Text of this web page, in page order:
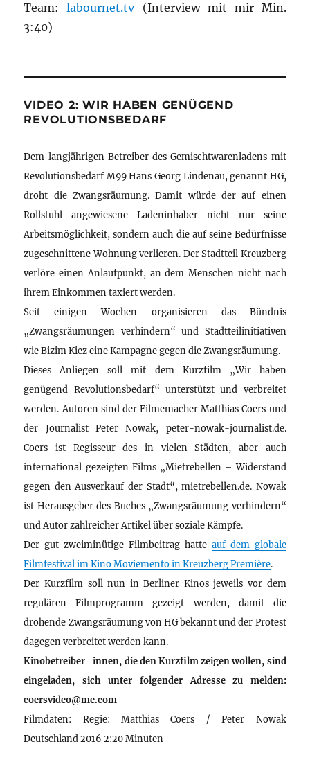
Team:labournet.tv(Interview mit mir Min.
3:40)
VIDEO 2: WIR HABEN GENÜGEND
REVOLUTIONSBEDARF
Dem langjährigen Betreiber des Gemischtwarenladens mit
Revolutionsbedarf M99 Hans Georg Lindenau, genannt HG,
droht die Zwangsräumung. Damit würde der auf einen
Rollstuhl angewiesene Ladeninhaber nicht nur seine
Arbeitsmöglichkeit, sondern auch die auf seine Bedürfnisse
zugeschnittene Wohnung verlieren. Der Stadtteil Kreuzberg
verlöre einen Anlaufpunkt, an dem Menschen nicht nach
ihrem Einkommen taxiert werden.
Seit einigen Wochen organisieren das Bündnis
„Zwangsräumungen verhindern“ und Stadtteilinitiativen
wie Bizim Kiez eine Kampagne gegen die Zwangsräumung.
Dieses Anliegen soll mit dem Kurzfilm „Wir haben
genügend Revolutionsbedarf“ unterstützt und verbreitet
werden. Autoren sind der Filmemacher Matthias Coers und
der Journalist Peter Nowak, peter-nowak-journalist.de.
Coers ist Regisseur des in vielen Städten, aber auch
international gezeigten Films „Mietrebellen – Widerstand
gegen den Ausverkauf der Stadt“, mietrebellen.de. Nowak
ist Herausgeber des Buches „Zwangsräumung verhindern“
und Autor zahlreicher Artikel über soziale Kämpfe.
Der gut zweiminütige Filmbeitrag hatte auf dem globale
Filmfestival im Kino Moviemento in Kreuzberg Première.
Der Kurzfilm soll nun in Berliner Kinos jeweils vor dem
regulären Filmprogramm gezeigt werden, damit die
drohende Zwangsräumung von HG bekannt und der Protest
dagegen verbreitet werden kann.
Kinobetreiber_innen, die den Kurzfilm zeigen wollen, sind
eingeladen, sich unter folgender Adresse zu melden:
coersvideo@me.com
Filmdaten: Regie: Matthias Coers / Peter Nowak
Deutschland 2016 2:20 Minuten